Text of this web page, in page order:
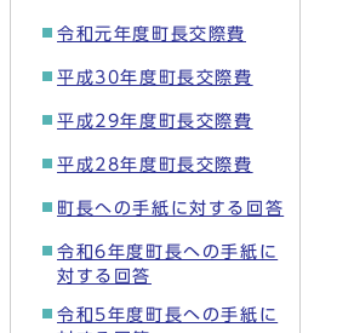
令和元年度町長交際費
平成30年度町長交際費
平成29年度町長交際費
平成28年度町長交際費
町長への手紙に対する回答
令和6年度町長への手紙に
対する回答
令和5年度町長への手紙に